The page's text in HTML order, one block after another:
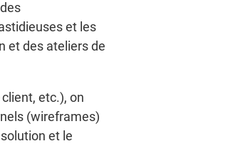
et les
et des ateliers de
etc.), on
(wireframes)
et le